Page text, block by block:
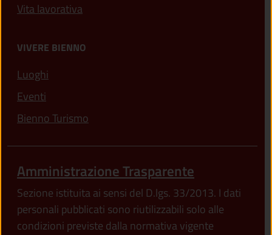
Vita lavorativa
VIVERE BIENNO
Luoghi
Eventi
Bienno Turismo
Amministrazione Trasparente
Sezione istituita ai sensi del D.lgs. 33/2013. I dati
personali pubblicati sono riutilizzabili solo alle
condizioni previste dalla normativa vigente